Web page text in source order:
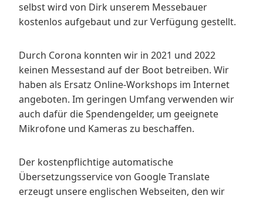
selbst wird von Dirk unserem Messebauer
kostenlos aufgebaut und zur Verfügung gestellt.
Durch Corona konnten wir in 2021 und 2022
keinen Messestand auf der Boot betreiben. Wir
haben als Ersatz Online-Workshops im Internet
angeboten. Im geringen Umfang verwenden wir
auch dafür die Spendengelder, um geeignete
Mikrofone und Kameras zu beschaffen.
Der kostenpflichtige automatische
Übersetzungsservice von Google Translate
erzeugt unsere englischen Webseiten, den wir